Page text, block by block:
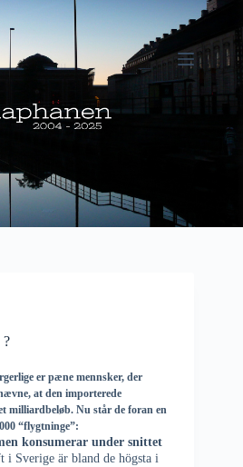
?
er pæne mennsker, der
at den importerede
milliardbeløb. Nu står de foran en
“flygtninge”:
konsumerar under snittet
i Sverige är bland de högsta i